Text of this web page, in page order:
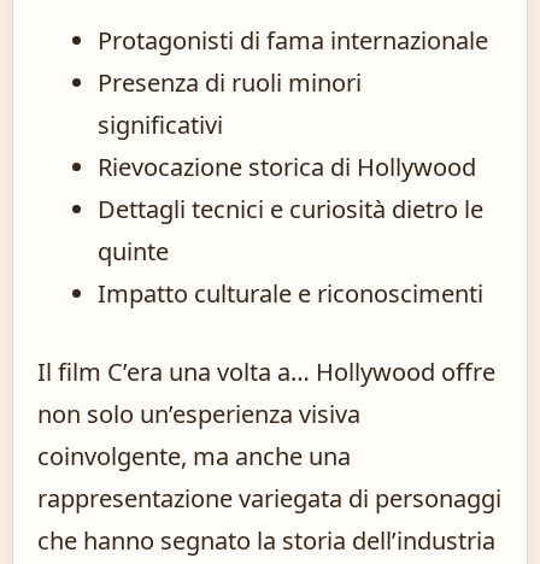
Protagonisti di fama internazionale
Presenza di ruoli minori
significativi
Rievocazione storica di Hollywood
Dettagli tecnici e curiosità dietro le
quinte
Impatto culturale e riconoscimenti
Il film C’era una volta a… Hollywood offre
non solo un’esperienza visiva
coinvolgente, ma anche una
rappresentazione variegata di personaggi
che hanno segnato la storia dell’industria